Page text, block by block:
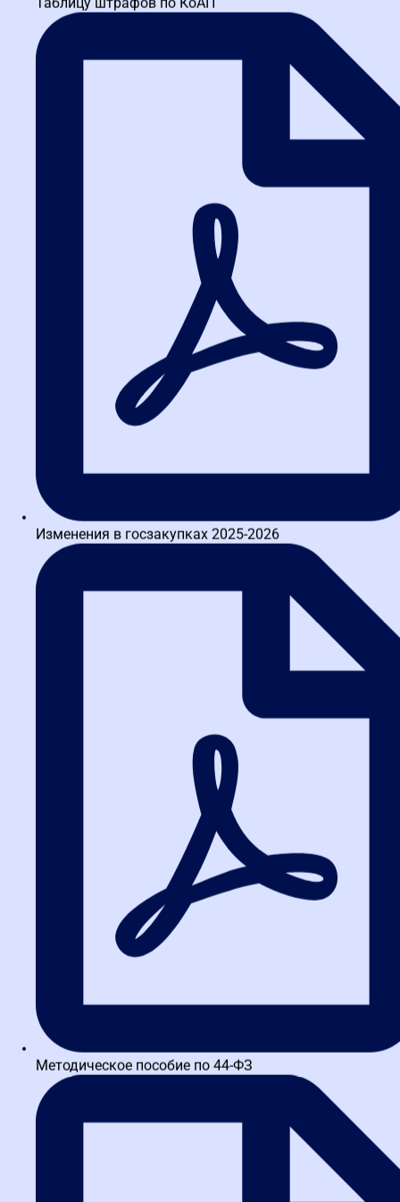
электромобили), то с 1 июля 2026 года каждая закупка
потребует подтверждения российского происхождения товара.
Рекомендуем заранее проверить, есть ли ваша продукция в
реестре российской промышленной продукции, и при
необходимости пройти процедуру подтверждения.
Хотите разобраться в новых правилах нацрежима и
Пройдите обучение по
— актуальные курсы с учетом всех изменений
Изменения в закупках у
единственного поставщика:
новый порядок работы в ЕИС
С 1 июля 2026 года существенно расширяется использование
ЕИС при заключении контрактов с единственным поставщиком.
Речь идет, в первую очередь, о пунктах 4 и 5 части 1 статьи 93
44-ФЗ (закупки малого объема). Теперь и эти контракты будут
интегрированы в единый цифровой контур учета и контроля.
Ранее, с 1 января 2026 года, у заказчиков не было технической
возможности заключать такие контракты через ЕИС. С 1 июля
заключать такие договоры «в бумаге» или в своих внутренних
системах — всё будет проходить через ЕИС с автоматической
проверкой.
Что изменится для поставщиков:
Появится возможность электронного актирования в
Все этапы исполнения контракта будут фиксироваться в
Дробление закупок:
разрешили, но за намеренную
«нарезку» — накажут
С 1 января 2026 года в 44-ФЗ официально внесено изменение:
заказчикам разрешили проводить несколько однородных
малых закупок у единственного поставщика в пределах
годового объема и цены контракта (новая часть 15 статьи 93 44-
ФЗ). Однако Федеральная антимонопольная служба в письме от
10.02.2026 № ГР/9863/26 четко разграничила законное
использование новой нормы и злоупотребление.
заключать несколько контрактов на
идентичные или однородные товары у одного и того же
поставщика в пределах установленных лимитов.
прежнему запрещено:намеренное дробление единой закупки
Для участников это означает, что «легкие» закупки у
единственного поставщика стали более прозрачными, но схемы
искусственного дробления отсекаются. Если заказчик
попытается обойти конкурентные процедуры через дробление,
контракты могут быть признаны недействительными, а
поставщик рискует не получить оплату.
Расширение контроля на этапе
Изменения в госзакупках 2025-2026
Методическое пособие по 44-ФЗ